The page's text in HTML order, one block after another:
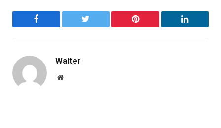
Facebook Twitter Pinterest LinkedIn
Walter
Website